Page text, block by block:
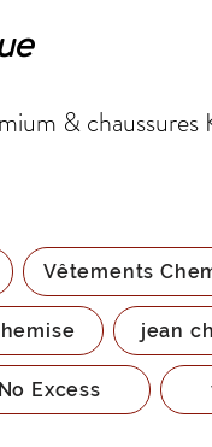
& chaussures
Vêtements
jean
Excess